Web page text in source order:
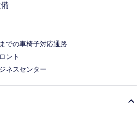
での車椅子対応通路
ント
ネスセンター